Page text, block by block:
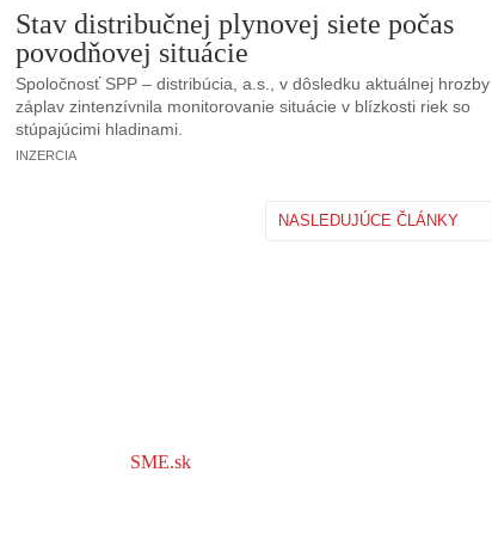
Stav distribučnej plynovej siete počas
povodňovej situácie
Spoločnosť SPP – distribúcia, a.s., v dôsledku aktuálnej hrozby
záplav zintenzívnila monitorovanie situácie v blízkosti riek so
stúpajúcimi hladinami.
INZERCIA
NASLEDUJÚCE ČLÁNKY
SME.sk